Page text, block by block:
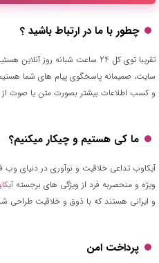
چطور با ما در ارتباط باشید ؟
تقریبا توی کل 24 ساعت شبانه روز
سایت، صمیمانه پاسخگوی پیام های شما
و کسب اطلاعات بیشتر بصورت متن یا صوت از
ما کی هستیم و چیکار میکنیم؟
آیکاوب تداعی خلاقیت و نوآوری در دنیای
ویژه و منحصربه فرد از ویژگی های برجسته
و ایرانی هستند که با ذوق و خلاقیت طراحی
پرداخت امن